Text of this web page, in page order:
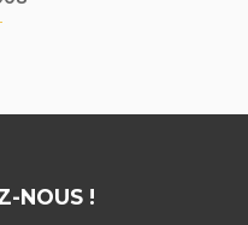
NOUS !